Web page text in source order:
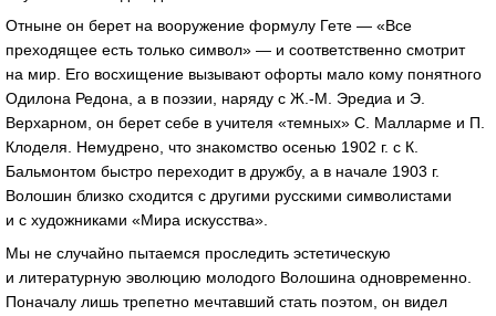
Отныне он берет на вооружение формулу Гете — «Все
преходящее есть только символ» — и соответственно смотрит
на мир. Его восхищение вызывают офорты мало кому понятного
Одилона Редона, а в поэзии, наряду с Ж.-М. Эредиа и Э.
Верхарном, он берет себе в учителя «темных» С. Малларме и П.
Клоделя. Немудрено, что знакомство осенью 1902 г. с К.
Бальмонтом быстро переходит в дружбу, а в начале 1903 г.
Волошин близко сходится с другими русскими символистами
и с художниками «Мира искусства».
Мы не случайно пытаемся проследить эстетическую
и литературную эволюцию молодого Волошина одновременно.
Поначалу лишь трепетно мечтавший стать поэтом, он видел